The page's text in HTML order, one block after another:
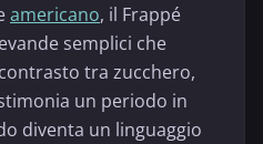
americano, il Frappé
semplici che
tra zucchero,
un periodo in
diventa un linguaggio